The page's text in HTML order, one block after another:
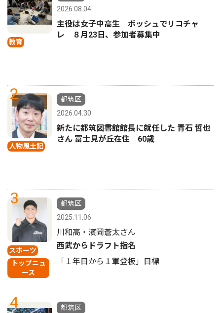
教育
2026.08.04
主役は女子中高生 ボッシュでリコチャ
レ ８月23日、参加者募集中
2
人物風土記
都筑区
2026.04.30
新たに都筑図書館館長に就任した 青石 哲也
さん 富士見が丘在住 60歳
3
スポーツ
トップニュ
ース
都筑区
2025.11.06
川和高・濱岡蒼太さん
西武からドラフト指名
「１年目から１軍登板」目標
4 都筑区